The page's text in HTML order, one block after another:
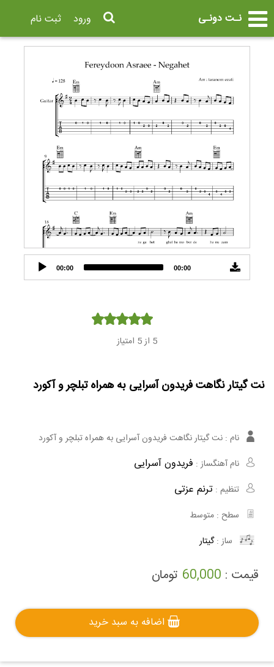
نـت دونـی ثبت نام ورود
Audio
Player
00:00 00:00
5 از 5 امتیاز
نت گیتار نگاهت فریدون آسرایی به همراه تبلچر و آکورد
نام : نت گیتار نگاهت فریدون آسرایی به همراه تبلچر و آکورد
نام آهنگساز : فریدون آسرایی
تنظیم : ترنم عزتی
سطح : متوسط
ساز :گیتار
قیمت : 60,000 تومان
اضافه به سبد خرید